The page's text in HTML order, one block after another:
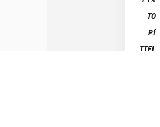
TO
Pf
TTFL